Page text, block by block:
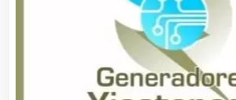
Artículos de Oficina